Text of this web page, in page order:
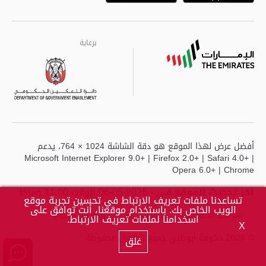
Google
Playstore
برعاية
برعاية
أفضل عرض لهذا الموقع هو دقة الشاشة 1024 × 764، يدعم
Microsoft Internet Explorer 9.0+ | Firefox 2.0+ | Safari 4.0+ |
Opera 6.0+ | Chrome
آخر تحديث للموقع في- 2026-05-06 الوقت 11:00 صباحًا
سياسة الخصوصية حقوق النشر
شروط الاستخدام
X
تساعدنا ملفات تعريف الارتباط في تحسين تجربة موقع
الويب الخاص بك. باستخدام موقعنا، أنت توافق على
اسخدامنا لملفات تعريف الارتباط.
غلق